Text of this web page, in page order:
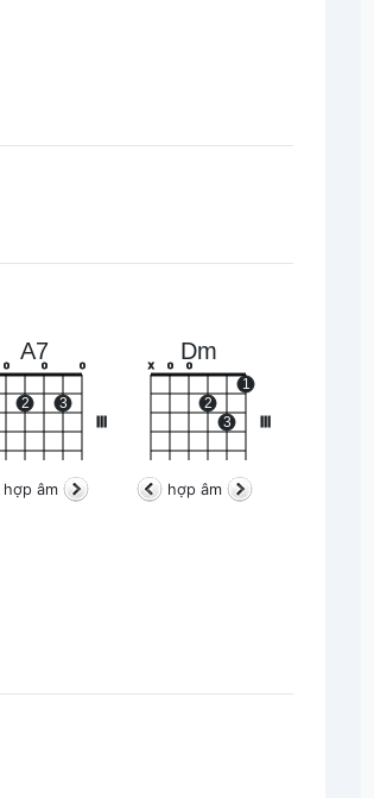
A7
o
2
o
3
o
hợp âm
Dm
x o o
2
3
1
hợp âm